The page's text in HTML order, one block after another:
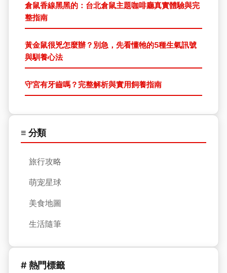
倉鼠香線黑黑的：台北倉鼠主題咖啡廳真實體驗與完
整指南
黃金鼠很兇怎麼辦？別急，先看懂牠的5種生氣訊號
與馴養心法
守宮有牙齒嗎？完整解析與實用飼養指南
≡ 分類
旅行攻略
萌宠星球
美食地圖
生活隨筆
# 熱門標籤